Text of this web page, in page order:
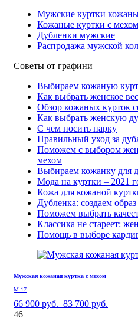
Мужские куртки
Кожаные куртки с мехом
Дубленки мужские
Распродажа мужской
Советы от графини
Выбираем кожаную
Как выбрать женское
Обзор кожаных курток
Как выбрать женскую
С чем носить парку
Правильный уход за
Поможем с выбором
мехом
Выбираем кожанку для
Мода на куртки – 2021
Кожа для кожаной
Дубленка: создаем образ
Поможем выбрать
Классика не стареет:
Помощь в выборе
Мужская кожаная куртка с мехом
М-17
66 900 руб. 83 700 руб.
46